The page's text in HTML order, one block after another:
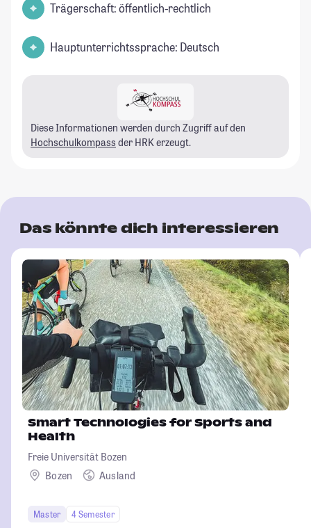
Trägerschaft: öffentlich-rechtlich
Hauptunterrichtssprache: Deutsch
Diese Informationen werden durch Zugriff auf den
Hochschulkompass der HRK erzeugt.
Das könnte dich interessieren
Smart Technologies for Sports and
Health
Freie Universität Bozen
Bozen
Ausland
Master
4 Semester